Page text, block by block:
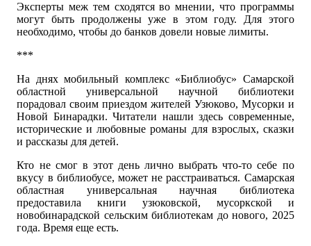
Эксперты меж тем сходятся во мнении, что программы
могут быть продолжены уже в этом году. Для этого
необходимо, чтобы до банков довели новые лимиты.
***
На днях мобильный комплекс «Библиобус» Самарской
областной универсальной научной библиотеки
порадовал своим приездом жителей Узюково, Мусорки и
Новой Бинарадки. Читатели нашли здесь современные,
исторические и любовные романы для взрослых, сказки
и рассказы для детей.
Кто не смог в этот день лично выбрать что-то себе по
вкусу в библиобусе, может не расстраиваться. Самарская
областная универсальная научная библиотека
предоставила книги узюковской, мусоркской и
новобинарадской сельским библиотекам до нового, 2025
года. Время еще есть.